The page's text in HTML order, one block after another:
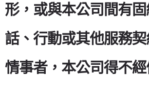
形，或與本公司間有
話、行動或其他服務
情事者，本公司得不